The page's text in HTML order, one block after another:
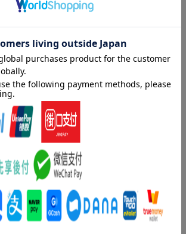
闘争）において、弁天橋における機動隊との
。享年18歳。
年安保闘争の樺美智子以来の学生運動での
本の学生や若者に衝撃を与えた。
ー山崎博昭君の死因をめぐって」収録
」データベースより）
日、ベトナム反戦デモでひとりの若者が死ん
稿」「５０年目の真相究明ー山〓博昭君の死
データベースより）
１部 一〇・八から五〇年を経て（警察が山
り殺した真実は、動かせない／弁天橋に行っ
２部 一九六七年一〇月八日羽田（橋上にて
！ ほか）／第３部 同時代を生きてー山〓
（私の秘密／小さな「足跡」が大きなうねり